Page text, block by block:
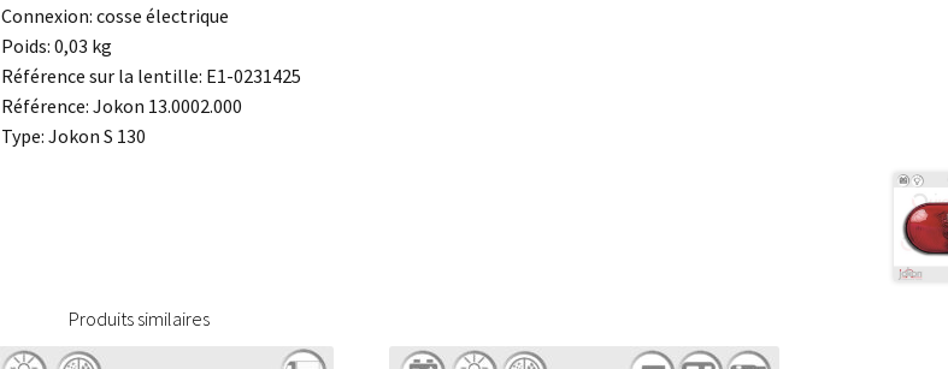
Connexion: cosse électrique
Poids: 0,03 kg
Référence sur la lentille: E1-0231425
Référence: Jokon 13.0002.000
Type: Jokon S 130
Produits similaires